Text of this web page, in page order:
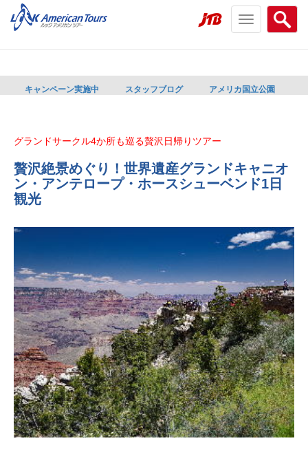
Search
menu
Toggle
navigation
キャンペーン実施中 スタッフブログ アメリカ国立公園
グランドサークル4か所も巡る贅沢日帰りツアー
贅沢絶景めぐり！世界遺産グランドキャニオ
ン・アンテロープ・ホースシューベンド1日
観光